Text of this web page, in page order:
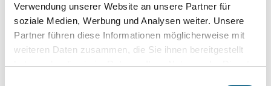
Verwendung unserer Website an unsere Partner für
soziale Medien, Werbung und Analysen weiter. Unsere
Partner führen diese Informationen möglicherweise mit
weiteren Daten zusammen, die Sie ihnen bereitgestellt
haben oder die sie im Rahmen Ihrer Nutzung der Dienste
Umrechnungsfaktoren